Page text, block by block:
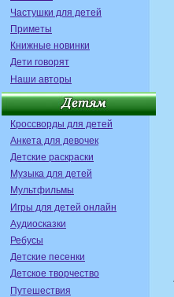
Частушки для детей
Приметы
Книжные новинки
Дети говорят
Наши авторы
Кроссворды для детей
Анкета для девочек
Детские раскраски
Музыка для детей
Мультфильмы
Игры для детей онлайн
Аудиосказки
Ребусы
Детские песенки
Детское творчество
Путешествия